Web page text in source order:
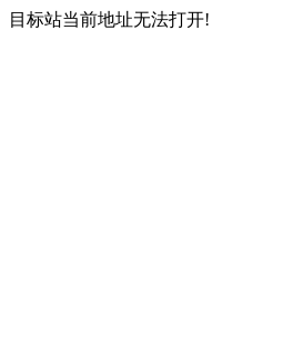
目标站当前地址无法打开!